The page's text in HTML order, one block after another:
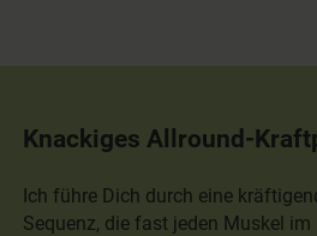
Knackiges Allround-
Ich führe Dich durch eine
Sequenz, die fast jeden Muskel im